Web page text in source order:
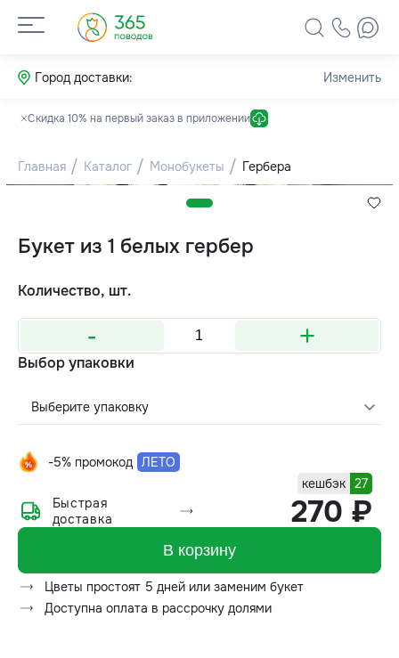
Город доставки: Изменить
Скидка 10% на первый заказ в приложении
Главная Каталог Монобукеты Гербера
Букет из 1 белых гербер
Количество, шт.
- +
Выбор упаковки
Выберите упаковку
-5% промокод ЛЕТО
кешбэк 27
270 ₽
Быстрая
доставка
В корзину
Цветы простоят 5 дней или заменим букет
Доступна оплата в рассрочку долями